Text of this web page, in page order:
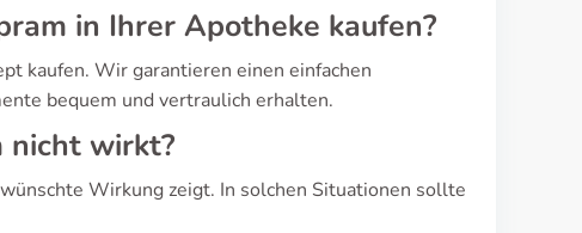
in Ihrer Apotheke kaufen?
kaufen. Wir garantieren einen einfachen
bequem und vertraulich erhalten.
nicht wirkt?
Wirkung zeigt. In solchen Situationen sollte